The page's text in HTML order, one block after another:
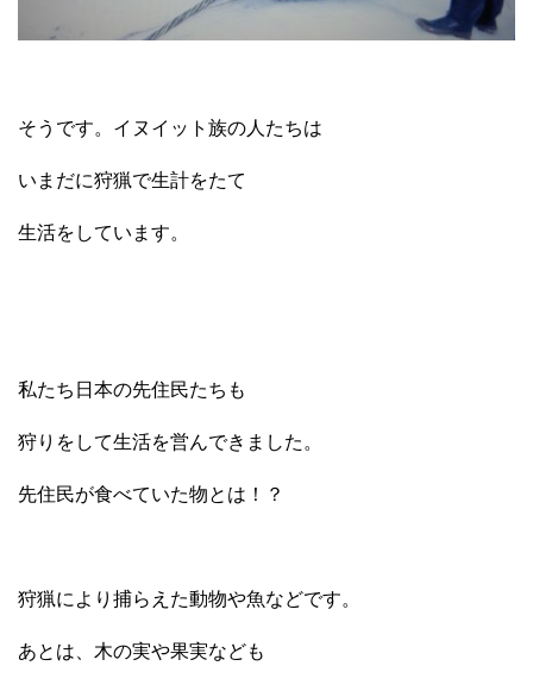
そうです。イヌイット族の人たちは
いまだに狩猟で生計をたて
生活をしています。
私たち日本の先住民たちも
狩りをして生活を営んできました。
先住民が食べていた物とは！？
狩猟により捕らえた動物や魚などです。
あとは、木の実や果実なども